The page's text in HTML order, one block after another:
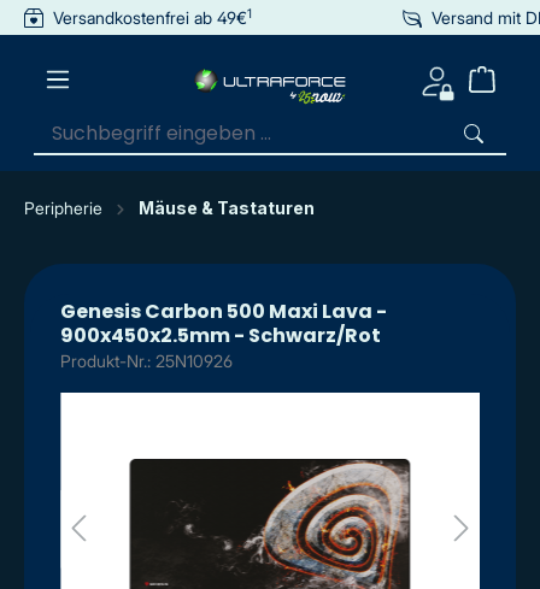
springen
Versandkostenfrei ab 49€1 Versand mit
Peripherie Mäuse & Tastaturen
Genesis Carbon 500 Maxi Lava -
900x450x2.5mm - Schwarz/Rot
Produkt-Nr.: 25N10926